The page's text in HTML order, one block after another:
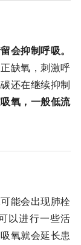
会抑制呼吸。
缺氧，刺激呼
还在继续抑制
氧，一般低流
能会出现肺栓
以进行一些活
氧就会延长患